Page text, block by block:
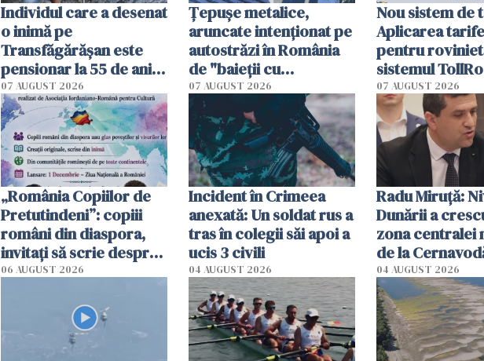
Individul care a desenat
o inimă pe
Transfăgărășan este
pensionar la 55 de ani.
Poliția l-a identificat
07 AUGUST 2026
Țepușe metalice,
aruncate intenționat pe
autostrăzi în România
de "baieții cu
platforme": "Mi-au
cerut 1200 lei să mă
tracteze"
07 AUGUST 2026
Nou sistem de
Aplicarea
pentru
sistemul
începe la 1
07 AUGUST 2026
„România Copiilor de
Pretutindeni”: copiii
români din diaspora,
invitați să scrie despre
România într-un volum
06 AUGUST 2026
Incident în Crimeea
anexată: Un soldat rus a
tras în colegii săi apoi a
ucis 3 civili
04 AUGUST 2026
Radu Miruţă:
Dunării a
zona centralei
de la
cm faţă de
04 AUGUST 2026